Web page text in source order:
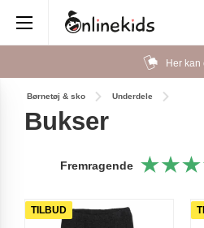
Her kan du betale
Børnetøj & sko Underdele
Bukser
Fremragende
TILBUD